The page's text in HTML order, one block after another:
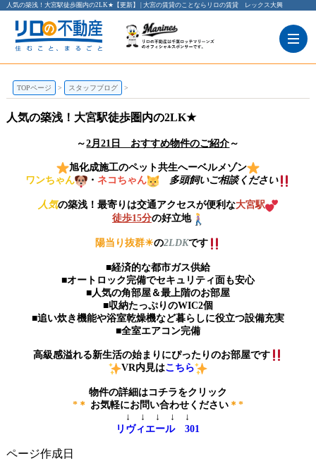
人気の築浅！大宮駅徒歩圏内の2LK★【更新】 | 大宮の賃貸のことならリロの賃貸 レックス大興
TOPページ スタッフブログ
人気の築浅！大宮駅徒歩圏内の2LK★
～2月21日 おすすめ物件のご紹介 ～
旭化成施工のペット共生へーベルメゾン
ワンちゃん
・ ネコちゃん 多頭飼いご相談ください
人気の築浅！最寄りは交通アクセスが便利な大宮駅
徒歩15分の好立地
陽当り抜群☀の2LDKです
■経済的な都市ガス供給
■オートロック完備でセキュリティ面も安心
■人気の角部屋＆最上階のお部屋
■収納たっぷりのWIC2個
■追い炊き機能や浴室乾燥機など暮らしに役立つ設備充実
■全室エアコン完備
高級感溢れる新生活の始まりにぴったりのお部屋です
VR内見はこちら
物件の詳細はコチラをクリック
*＊ お気軽にお問い合わせください＊*
↓ ↓ ↓ ↓ ↓
リヴィエール 301
ページ作成日